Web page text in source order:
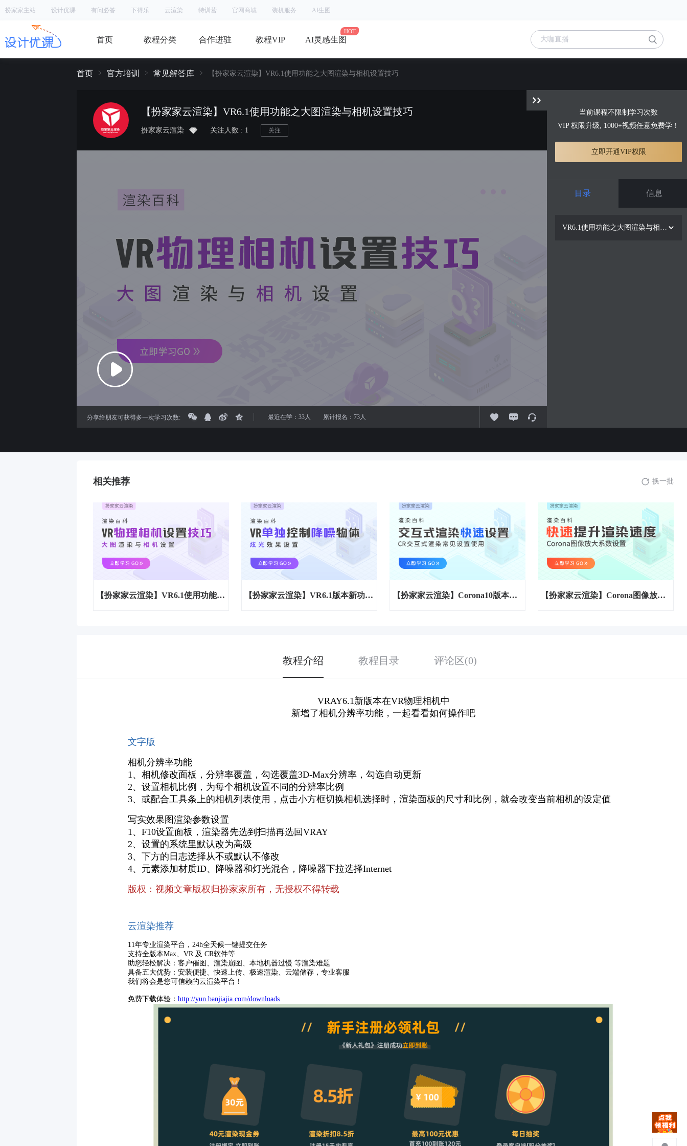
扮家家主站 设计优课 有问必答 下得乐 云渲染 特训营 官网商城 装机服务 AI生图
首页 教程分类 合作进驻 教程VIP AI灵感生图
首页 官方培训 常见解答库 【扮家家云渲染】VR6.1使用功能之大图渲染与相机设置技巧
【扮家家云渲染】VR6.1使用功能之大图渲染与相机设置技巧
扮家家云渲染 关注人数 : 1 关注
分享给朋友可获得多一次学习次数: 最近在学：33人 累计报名：73人
当前课程不限制学习次数
VIP 权限升级, 1000+视频任意免费学！
立即开通VIP权限
目录 信息
VR6.1使用功能之大图渲染与相机设置
相关推荐 换一批
【扮家家云渲染】VR6.1使用功能之大图渲染与相机设置技巧 【扮家家云渲染】VR6.1版本新功能，单独控制降噪物体，单独控制炫光效果设置 【扮家家云渲染】Corona10版本中遇到交互式渲染无法正常使用，但关闭交互式再渲染却是正常的原因！ 【扮家家云渲染】Corona图像放大系数
教程介绍 教程目录 评论区(0)
VRAY6.1新版本在VR物理相机中
新增了相机分辨率功能，一起看看如何操作吧
文字版
相机分辨率功能
1、相机修改面板，分辨率覆盖，勾选覆盖3D-Max分辨率，勾选自动更新
2、设置相机比例，为每个相机设置不同的分辨率比例
3、或配合工具条上的相机列表使用，点击小方框切换相机选择时，渲染面板的尺寸和比例，就会改变当前相机的设定值
写实效果图渲染参数设置
1、F10设置面板，渲染器先选到扫描再选回VRAY
2、设置的系统里默认改为高级
3、下方的日志选择从不或默认不修改
4、元素添加材质ID、降噪器和灯光混合，降噪器下拉选择Internet
版权：视频文章版权归扮家家所有，无授权不得转载
云渲染推荐
11年专业渲染平台，24h全天候一键提交任务
支持全版本Max、VR 及 CR软件等
助您轻松解决：客户催图、渲染崩图、本地机器过慢 等渲染难题
具备五大优势： 安装便捷、快速上传、极速渲染、云端储存，专业客服
我们将会是您可信赖的云渲染平台！
免费下载体验： http://yun.banjiajia.com/downloads